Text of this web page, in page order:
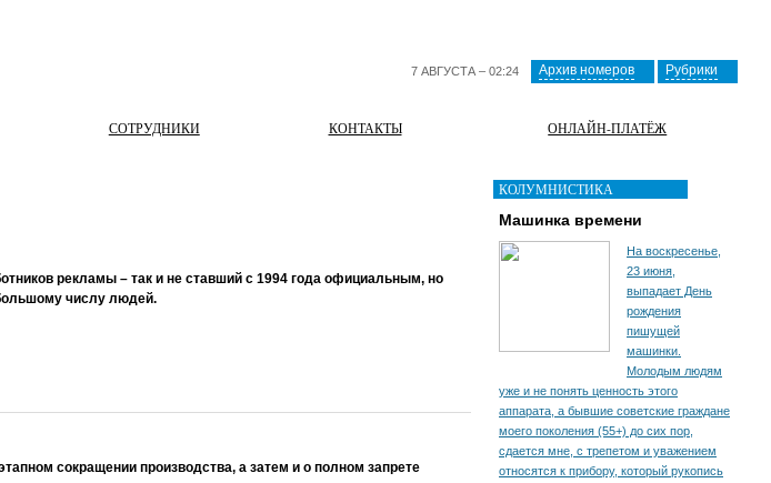
7 АВГУСТА – 02:24 Архив номеров Рубрики
СОТРУДНИКИ КОНТАКТЫ ОНЛАЙН-ПЛАТЁЖ
рекламы – так и не ставший с 1994 года официальным, но
числу людей.
сокращении производства, а затем и о полном запрете
КОЛУМНИСТИКА
Машинка времени
На воскресенье,
23 июня,
выпадает День
рождения
пишущей
машинки.
Молодым людям
уже и не понять ценность этого
аппарата, а бывшие советские граждане
моего поколения (55+) до сих пор,
сдается мне, с трепетом и уважением
относятся к прибору, который рукопись